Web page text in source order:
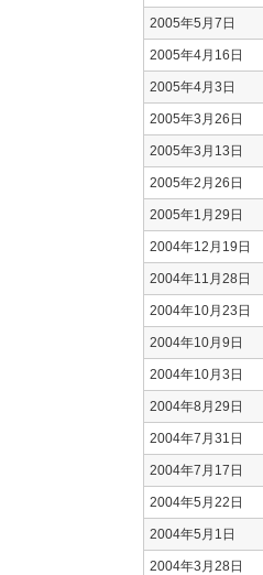
2005年5月7日
2005年4月16日
2005年4月3日
2005年3月26日
2005年3月13日
2005年2月26日
2005年1月29日
2004年12月19日
2004年11月28日
2004年10月23日
2004年10月9日
2004年10月3日
2004年8月29日
2004年7月31日
2004年7月17日
2004年5月22日
2004年5月1日
2004年3月28日